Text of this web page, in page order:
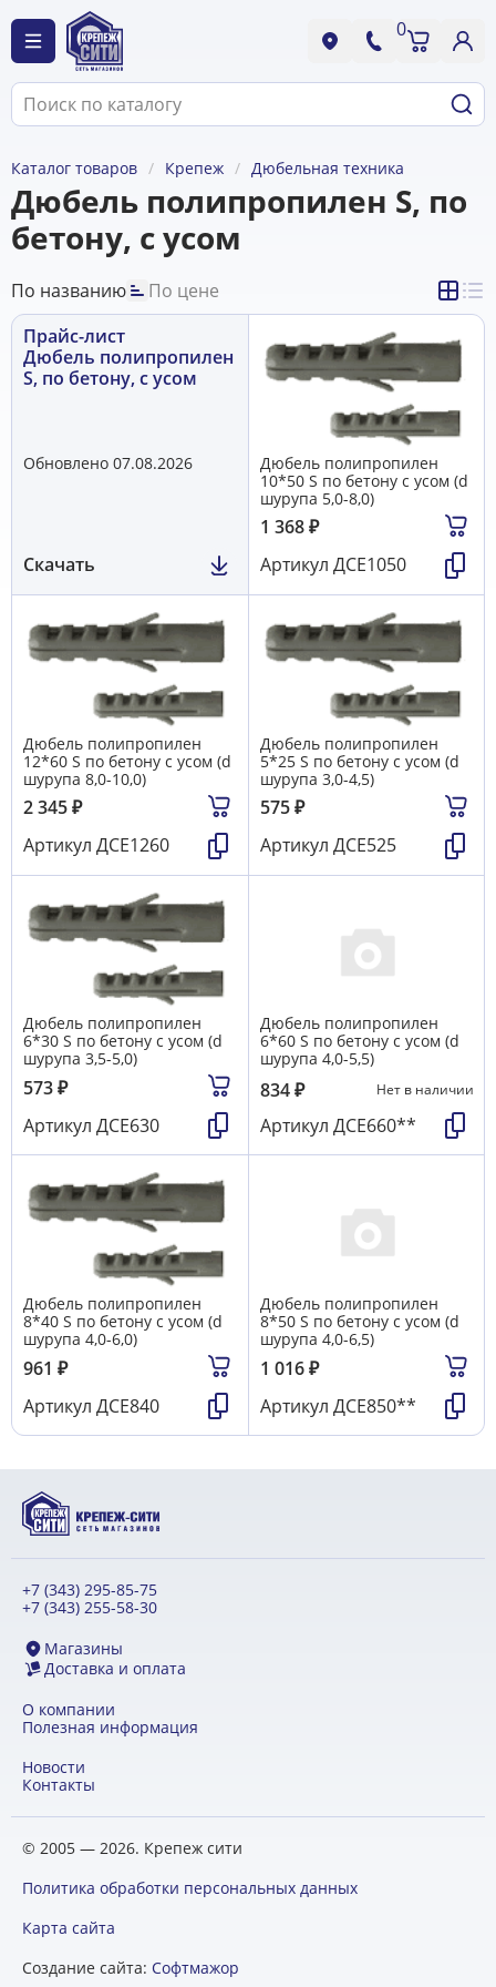
0
Каталог товаров Крепеж Дюбельная техника
Дюбель полипропилен S, по
бетону, с усом
По названию
По цене
Прайс-лист
Дюбель полипропилен
S, по бетону, с усом
Обновлено 07.08.2026
Скачать
Дюбель полипропилен
10*50 S по бетону с усом (d
шурупа 5,0-8,0)
1 368₽
Артикул ДСЕ1050
Дюбель полипропилен
12*60 S по бетону с усом (d
шурупа 8,0-10,0)
2 345₽
Артикул ДСЕ1260
Дюбель полипропилен
5*25 S по бетону с усом (d
шурупа 3,0-4,5)
575₽
Артикул ДСЕ525
Дюбель полипропилен
6*30 S по бетону с усом (d
шурупа 3,5-5,0)
573₽
Артикул ДСЕ630
Дюбель полипропилен
6*60 S по бетону с усом (d
шурупа 4,0-5,5)
834₽ Нет в наличии
Артикул ДСЕ660**
Дюбель полипропилен
8*40 S по бетону с усом (d
шурупа 4,0-6,0)
961 ₽
Артикул ДСЕ840
Дюбель полипропилен
8*50 S по бетону с усом (d
шурупа 4,0-6,5)
1 016₽
Артикул ДСЕ850**
+7 (343) 295-85-75
+7 (343) 255-58-30
Магазины
Доставка и оплата
О компании
Полезная информация
Новости
Контакты
© 2005 — 2026. Крепеж сити
Политика обработки персональных данных
Карта сайта
Создание сайта: Софтмажор